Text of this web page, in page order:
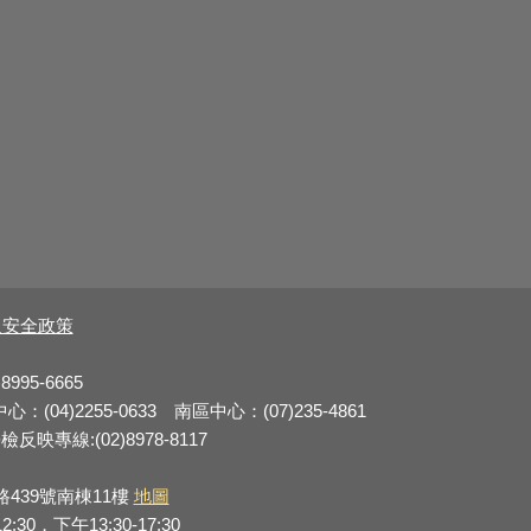
全政策
6665
：(04)2255-0633 南區中心：(07)235-4861
反映專線:(02)8978-8117
439號南棟11樓 地圖
，下午13:30-17:30